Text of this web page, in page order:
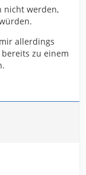
nicht werden,
allerdings
zu einem